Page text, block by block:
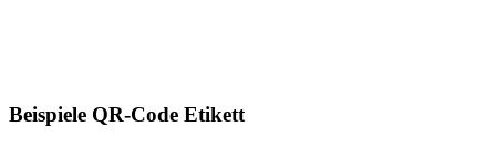
Beispiele QR-Code Etikett